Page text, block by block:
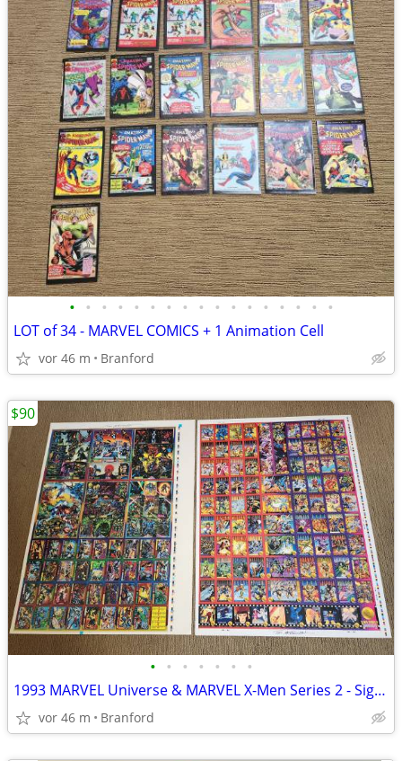
• • • • • • • • • • • • • • • • •
LOT of 34 - MARVEL COMICS + 1 Animation Cell
vor 46 m Branford
• • • • • • •
1993 MARVEL Universe & MARVEL X-Men Series 2 - Signed - (Uncut Sheets)
vor 46 m Branford
$90